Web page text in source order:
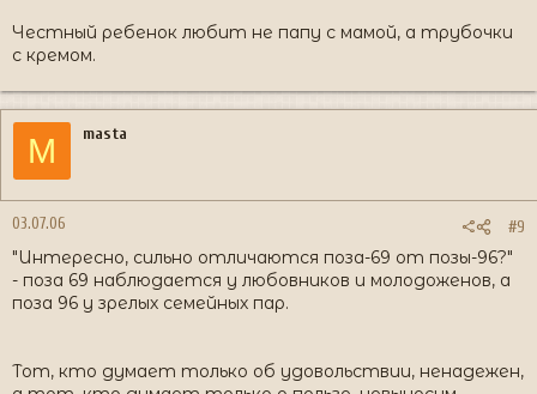
Честный ребенок любит не папу с мамой, а трубочки
с кремом.
M masta
03.07.06 #9
"Интересно, сильно отличаются поза-69 от позы-96?"
- поза 69 наблюдается у любовников и молодоженов, а
поза 96 у зрелых семейных пар.
Тот, кто думает только об удовольствии, ненадежен,